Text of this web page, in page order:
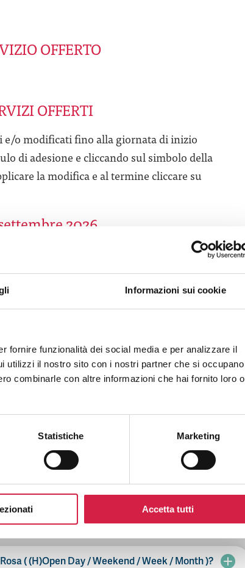
Informazioni sui cookie
fornire funzionalità dei social media e per analizzare il
utilizzi il nostro sito con i nostri partner che si occupano
combinarle con altre informazioni che hai fornito loro o
Statistiche Marketing
Accetta tutti
OFFERTO
OFFERTI
e/o modificati fino alla giornata di inizio
di adesione e cliccando sul simbolo della
la modifica e al termine cliccare su
2026
iniziative
Bollino Rosa.
( (H)Open Day / Weekend / Week / Month )?